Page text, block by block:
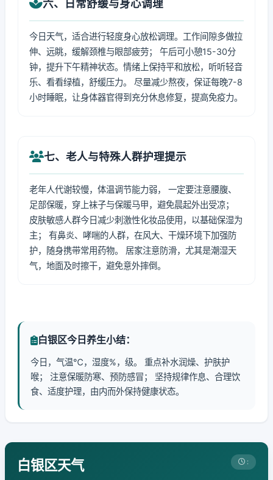
六、日常舒缓与身心调理
今日天气，适合进行轻度身心放松调理。工作间隙多做拉
伸、远眺，缓解颈椎与眼部疲劳； 午后可小憩15-30分
钟，提升下午精神状态。情绪上保持平和放松，听听轻音
乐、看看绿植，舒缓压力。 尽量减少熬夜，保证每晚7-8
小时睡眠，让身体器官得到充分休息修复，提高免疫力。
七、老人与特殊人群护理提示
老年人代谢较慢，体温调节能力弱， 一定要注意腰腹、
足部保暖，穿上袜子与保暖马甲，避免晨起外出受凉；
皮肤敏感人群今日减少刺激性化妆品使用，以基础保湿为
主； 有鼻炎、哮喘的人群，在风大、干燥环境下加强防
护，随身携带常用药物。 居家注意防滑，尤其是潮湿天
气，地面及时擦干，避免意外摔倒。
白银区今日养生小结：
今日，气温℃，湿度%，级。 重点补水润燥、护肤护
喉； 注意保暖防寒、预防感冒； 坚持规律作息、合理饮
食、适度护理，由内而外保持健康状态。
白银区天气 :